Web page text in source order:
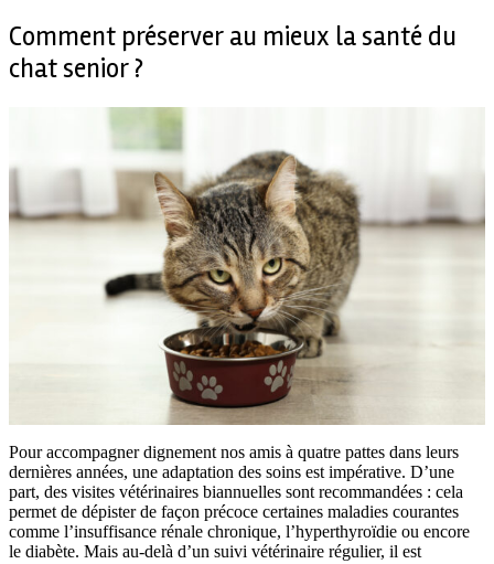
Comment préserver au mieux la santé du
chat senior ?
Pour accompagner dignement nos amis à quatre pattes dans leurs
dernières années, une adaptation des soins est impérative. D’une
part, des visites vétérinaires biannuelles sont recommandées : cela
permet de dépister de façon précoce certaines maladies courantes
comme l’insuffisance rénale chronique, l’hyperthyroïdie ou encore
le diabète. Mais au-delà d’un suivi vétérinaire régulier, il est